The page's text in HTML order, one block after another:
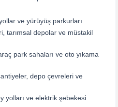
ve yürüyüş parkurları
tarımsal depolar ve müstakil
park sahaları ve oto yıkama
depo çevreleri ve
yolları ve elektrik şebekesi